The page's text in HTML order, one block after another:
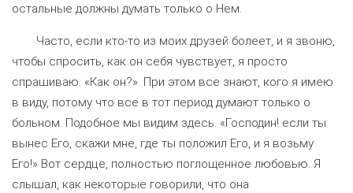
остальные должны думать только о Нем.
Часто, если кто-то из моих друзей болеет, и я звоню,
чтобы спросить, как он себя чувствует, я просто
спрашиваю: «Как он?». При этом все знают, кого я имею
в виду, потому что все в тот период думают только о
больном. Подобное мы видим здесь. «Господин! если ты
вынес Его, скажи мне, где ты положил Его, и я возьму
Его!» Вот сердце, полностью поглощенное любовью. Я
слышал, как некоторые говорили, что она